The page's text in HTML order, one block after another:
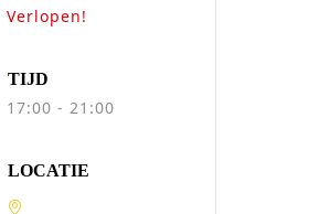
Verlopen!
TIJD
17:00 - 21:00
LOCATIE